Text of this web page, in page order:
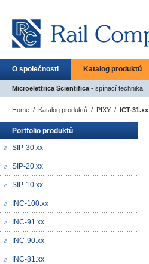
O společnosti Katalog produktů
Microelettrica Scientifica - spínací technika
Home / Katalog produktů / PIXY / ICT-31.xx
Portfolio produktů
SIP-30.xx
SIP-20.xx
SIP-10.xx
INC-100.xx
INC-91.xx
INC-90.xx
INC-81.xx